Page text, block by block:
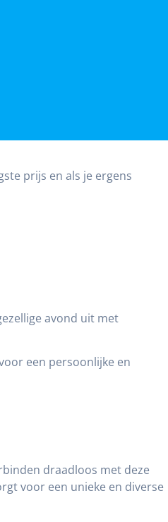
prijs en als je ergens
avond uit met
een persoonlijke en
draadloos met deze
voor een unieke en diverse